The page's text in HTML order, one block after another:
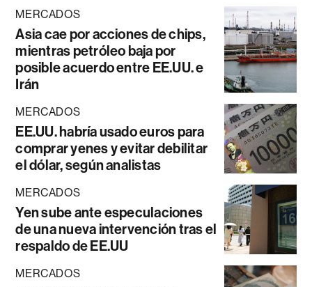
MERCADOS
Asia cae por acciones de chips,
mientras petróleo baja por
posible acuerdo entre EE.UU. e
Irán
MERCADOS
EE.UU. habría usado euros para
comprar yenes y evitar debilitar
el dólar, según analistas
MERCADOS
Yen sube ante especulaciones
de una nueva intervención tras el
respaldo de EE.UU
MERCADOS